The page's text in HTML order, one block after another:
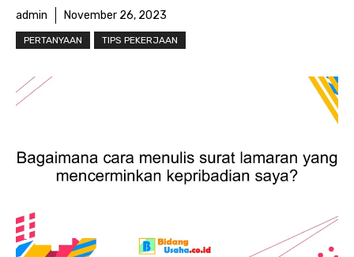
admin November 26, 2023
PERTANYAAN TIPS PEKERJAAN